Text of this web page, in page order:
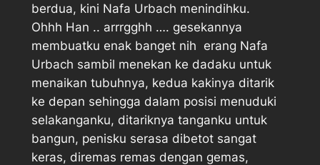
berdua, kini Nafa Urbach menindihku.
Ohhh Han .. arrrgghh …. gesekannya
membuatku enak banget nih  erang Nafa
Urbach sambil menekan ke dadaku untuk
menaikan tubuhnya, kedua kakinya ditarik
ke depan sehingga dalam posisi menuduki
selakanganku, ditariknya tanganku untuk
bangun, penisku serasa dibetot sangat
keras, diremas remas dengan gemas,